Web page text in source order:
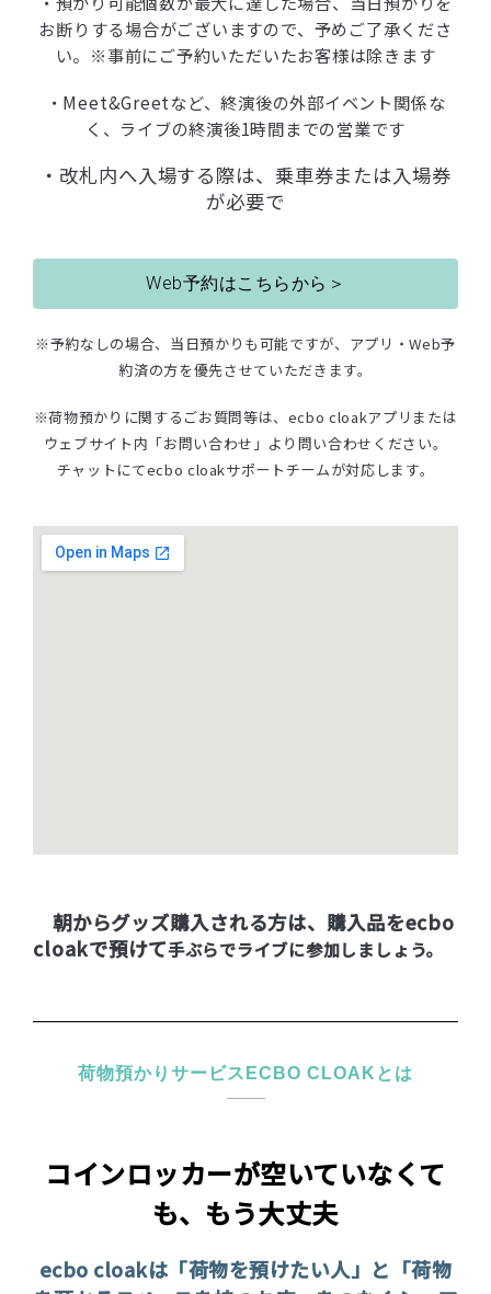
お断りする場合がございますので、予めご了承くださ
い。 ※事前にご予約いただいたお客様は除きます
・Meet&Greetなど、終演後の外部イベント関係な
く、ライブの終演後1時間までの営業です
・改札内へ入場する際は、乗車券または入場券
が必要で
Web予約はこちらから＞
※予約なしの場合、当日預かりも可能ですが、 アプリ・Web予
約済の方を優先させていただきます。
※荷物預かりに関するごお質問等は、ecbo cloakアプリまたは
ウェブサイト内「お問い合わせ」より問い合わせください。
チャットにてecbo cloakサポートチームが対応します。
朝からグッズ購入される方は、購入品をecbo
cloakで預けて手ぶらでライブに参加しましょう。
荷物預かりサービスECBO CLOAKとは
コインロッカーが空いていなくて
も、もう大丈夫
ecbo cloakは「荷物を預けたい人」と「荷物